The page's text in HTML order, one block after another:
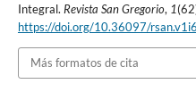
Integral. Revista San Gregorio, 1
https://doi.org/10.36097/
Más formatos de cita